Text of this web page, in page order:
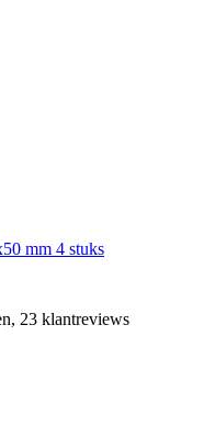
mm 4 stuks
23 klantreviews